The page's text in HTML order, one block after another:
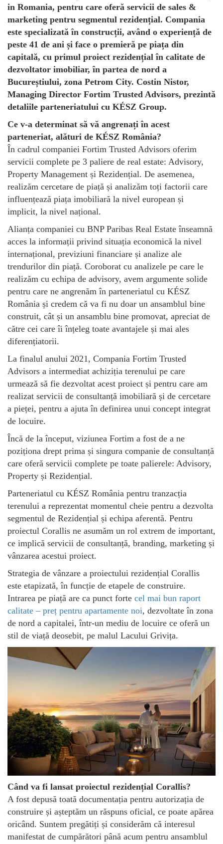
in Romania, pentru care oferă servicii de sales &
marketing pentru segmentul rezidențial. Compania
este specializată în construcții, având o experiență de
peste 41 de ani și face o premieră pe piața din
capitală, cu primul proiect rezidențial în calitate de
dezvoltator imobiliar, în partea de nord a
Bucureștiului, zona Petrom City. Costin Nistor,
Managing Director Fortim Trusted Advisors, prezintă
detaliile parteneriatului cu KÉSZ Group.
Ce v-a determinat să vă angrenați în acest
parteneriat, alături de KÉSZ România?
În cadrul companiei Fortim Trusted Advisors oferim
servicii complete pe 3 paliere de real estate: Advisory,
Property Management și Rezidențial. De asemenea,
realizăm cercetare de piață și analizăm toți factorii care
influențează piața imobiliară la nivel european și
implicit, la nivel național.
Alianța companiei cu BNP Paribas Real Estate înseamnă
acces la informații privind situația economică la nivel
internațional, previziuni financiare și analize ale
trendurilor din piață. Coroborat cu analizele pe care le
realizăm cu echipa de advisory, avem argumente solide
pentru care ne angrenăm în parteneriatul cu KÉSZ
România și credem că va fi nu doar un ansamblul bine
construit, cât și un ansamblu bine promovat, apreciat de
către cei care îi înțeleg toate avantajele și mai ales
diferențiatorii.
La finalul anului 2021, Compania Fortim Trusted
Advisors a intermediat achiziția terenului pe care
urmează să fie dezvoltat acest proiect și pentru care am
realizat servicii de consultanță imobiliară și de cercetare
a pieței, pentru a ajuta în definirea unui concept integrat
de locuire.
Încă de la început, viziunea Fortim a fost de a ne
poziționa drept prima și singura companie de consultanță
care oferă servicii complete pe toate palierele: Advisory,
Property și Rezidențial.
Parteneriatul cu KÉSZ România pentru tranzacția
terenului a reprezentat momentul cheie pentru a dezvolta
segmentul de Rezidențial și echipa aferentă. Pentru
proiectul Corallis ne asumăm un rol extrem de important,
ce implică servicii de consultanță, branding, marketing și
vânzarea acestui proiect.
Strategia de vânzare a proiectului rezidențial Corallis
este etapizată, în funcție de etapele de construire.
Intrarea pe piață are ca punct forte cel mai bun raport
calitate – preț pentru apartamente noi, dezvoltate în zona
de nord a capitalei, într-un mediu de locuire ce oferă un
stil de viață deosebit, pe malul Lacului Grivița.
Când va fi lansat proiectul rezidențial Corallis?
A fost depusă toată documentația pentru autorizația de
construire și așteptăm un răspuns oficial, ce poate apărea
oricând. Suntem pregătiți și considerăm că interesul
manifestat de cumpărători până acum pentru ansamblul